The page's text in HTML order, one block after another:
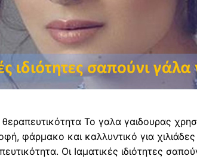
Το γαλα γαιδουρας
φάρμακο και καλλυντικό για
Οι Ιαματικές ιδιότητες